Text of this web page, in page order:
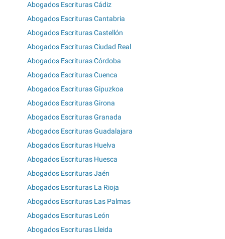
Abogados Escrituras Cádiz
Abogados Escrituras Cantabria
Abogados Escrituras Castellón
Abogados Escrituras Ciudad Real
Abogados Escrituras Córdoba
Abogados Escrituras Cuenca
Abogados Escrituras Gipuzkoa
Abogados Escrituras Girona
Abogados Escrituras Granada
Abogados Escrituras Guadalajara
Abogados Escrituras Huelva
Abogados Escrituras Huesca
Abogados Escrituras Jaén
Abogados Escrituras La Rioja
Abogados Escrituras Las Palmas
Abogados Escrituras León
Abogados Escrituras Lleida